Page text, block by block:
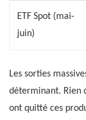
ETF Spot (mai-
juin)
Les sorties
déterminant. Rien
ont quitté ces